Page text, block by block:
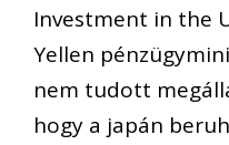
Investment in the
Yellen
nem tudott
hogy a japán